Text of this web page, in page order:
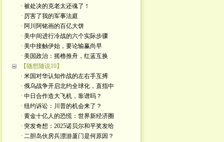
· 被处决的克老太还魂了！
· 厉害了我的军事法庭
· 阿川阿铭画的百亿大饼
· 美中间进行冷战的六个实际步骤
· 美中接触伊始，要论输赢尚早
· 美国政治：摇橹推舟，红蓝互换
【随想随说10】
· 米国对华认知作战的左右手互搏
· 俄乌战争开启北约全球化，直指中
· 中日合作造大飞机，靠谱吗？
· 纽约诉讼：川普的机会来了？
· 黄金十亿人的恐慌：世界新经济圈
· 突发奇想：2025诺贝尔和平奖发给
· 二胆岛伙房兵漂游厦门是何原因？